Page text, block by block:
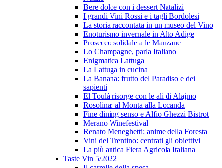
Bere dolce con i dessert Natalizi
I grandi Vini Rossi e i tagli Bordolesi
La storia raccontata in un museo del Vino
Enoturismo invernale in Alto Adige
Prosecco solidale a le Manzane
Lo Champagne, parla Italiano
Enigmatica Lattuga
La Lattuga in cucina
La Banana: frutto del Paradiso e dei
sapienti
El Toulà risorge con le ali di Alajmo
Rosolina: al Monta alla Locanda
Fine dining senso e Alfio Ghezzi Bistrot
Merano Winefestival
Renato Meneghetti: anime della Foresta
Vini del Trentino: centrati gli obiettivi
La più antica Fiera Agricola Italiana
Taste Vin 5/2022